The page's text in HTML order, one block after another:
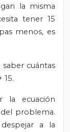
la misma
tener 15
menos, es
cuántas
15.
la ecuación
problema.
a la